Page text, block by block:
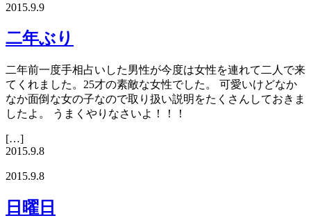
2015.9.9
二年ぶり
二年前一度手相占いした男性が今度は女性を連れて二人で来
てくれました。25才の素敵な女性でした。 可愛いけどなか
なか面倒な女の子なので取り扱い説明をたくさんしておきま
したよ。 うまくやりなさいよ！！！
[…]
2015.9.8
2015.9.8
日曜日